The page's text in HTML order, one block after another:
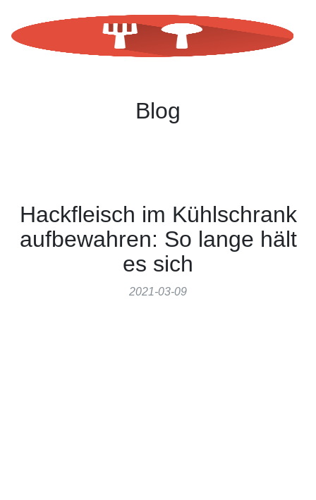
Blog
Hackfleisch im Kühlschrank
aufbewahren: So lange hält
es sich
2021-03-09